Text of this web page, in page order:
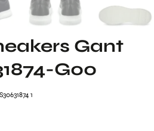
Gant
G00
1